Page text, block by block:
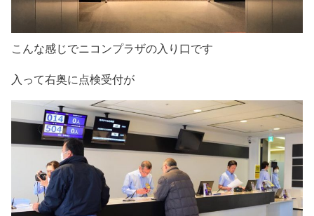
こんな感じでニコンプラザの入り口です
入って右奥に点検受付が